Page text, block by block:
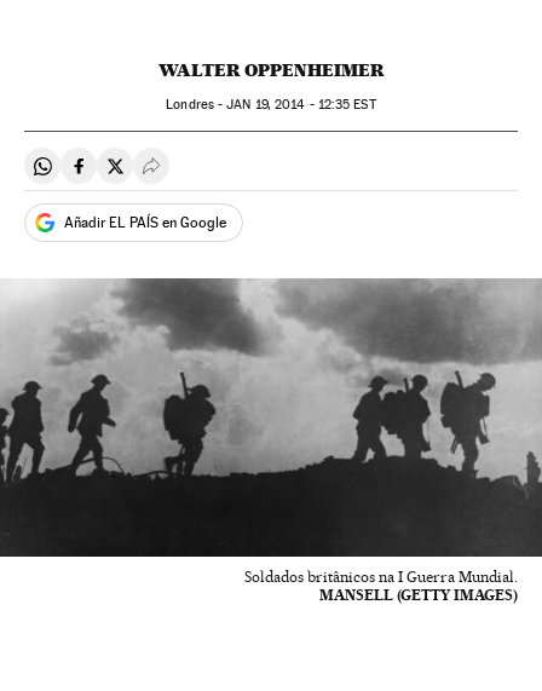
WALTER OPPENHEIMER
Londres -JAN 19, 2014 - 12:35 EST
Compartir en Whatsapp
Compartir en Facebook
Compartir en Twitter
Desplegar Redes Sociales
Añadir EL PAÍS en Google
Soldados britânicos na I Guerra Mundial.
MANSELL (GETTY IMAGES)